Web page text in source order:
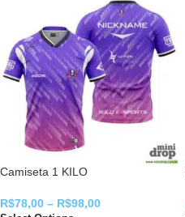
Camiseta 1 KILO
R$78,00 – R$98,00